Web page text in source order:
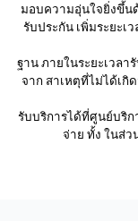
มอบความอุ่นใจยิ่งขึ้นด้
รับประกัน เพิ่มระยะ
ฐาน ภายในระยะเวล
จาก สาเหตุที่ไม่ได้เกิ
รับบริการได้ที่ศูนย์บริก
จ่าย ทั้ง ในส่ว